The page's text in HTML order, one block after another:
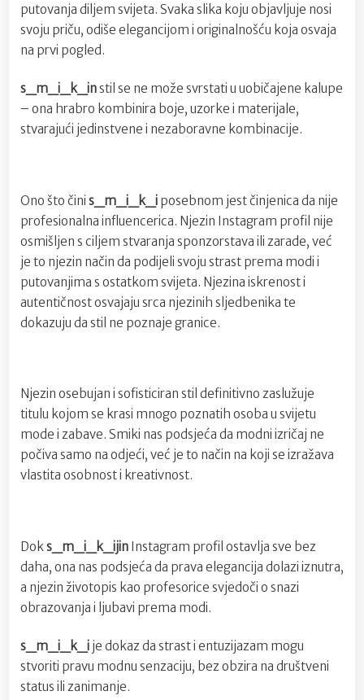
putovanja diljem svijeta. Svaka slika koju objavljuje nosi
svoju priču, odiše elegancijom i originalnošću koja osvaja
na prvi pogled.
s_m_i_k_instil se ne može svrstati u uobičajene kalupe
– ona hrabro kombinira boje, uzorke i materijale,
stvarajući jedinstvene i nezaboravne kombinacije.
Ono što čini s_m_i_k_i posebnom jest činjenica da nije
profesionalna influencerica. Njezin Instagram profil nije
osmišljen s ciljem stvaranja sponzorstava ili zarade, već
je to njezin način da podijeli svoju strast prema modi i
putovanjima s ostatkom svijeta. Njezina iskrenost i
autentičnost osvajaju srca njezinih sljedbenika te
dokazuju da stil ne poznaje granice.
Njezin osebujan i sofisticiran stil definitivno zaslužuje
titulu kojom se krasi mnogo poznatih osoba u svijetu
mode i zabave. Smiki nas podsjeća da modni izričaj ne
počiva samo na odjeći, već je to način na koji se izražava
vlastita osobnost i kreativnost.
Dok s_m_i_k_ijin Instagram profil ostavlja sve bez
daha, ona nas podsjeća da prava elegancija dolazi iznutra,
a njezin životopis kao profesorice svjedoči o snazi
obrazovanja i ljubavi prema modi.
s_m_i_k_i je dokaz da strast i entuzijazam mogu
stvoriti pravu modnu senzaciju, bez obzira na društveni
status ili zanimanje.